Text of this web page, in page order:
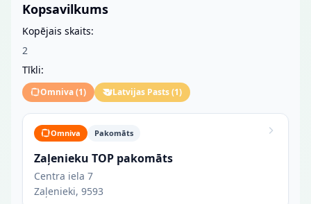
Kopsavilkums
Kopējais skaits:
2
Tīkli:
Omniva(1) Latvijas Pasts(1)
Omniva Pakomāts
Zaļenieku TOP pakomāts
Centra iela 7
Zaļenieki, 9593